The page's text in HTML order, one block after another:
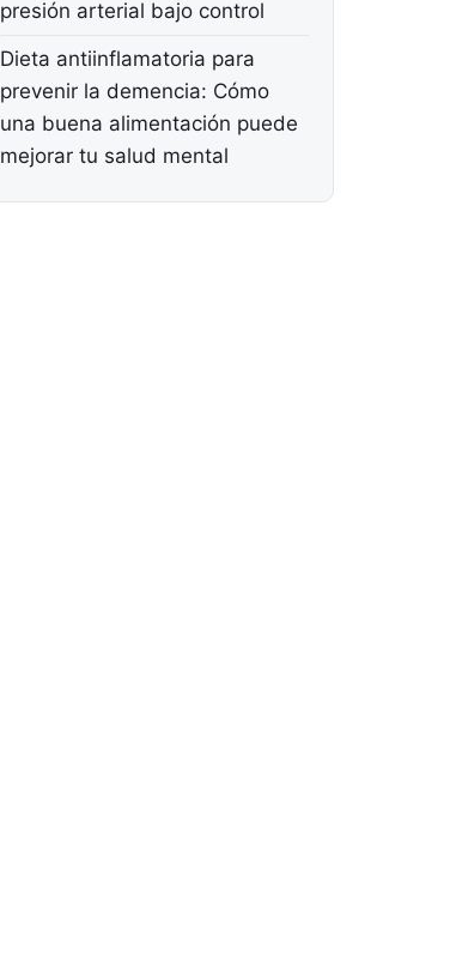
presión arterial bajo control
Dieta antiinflamatoria para
prevenir la demencia: Cómo
una buena alimentación puede
mejorar tu salud mental